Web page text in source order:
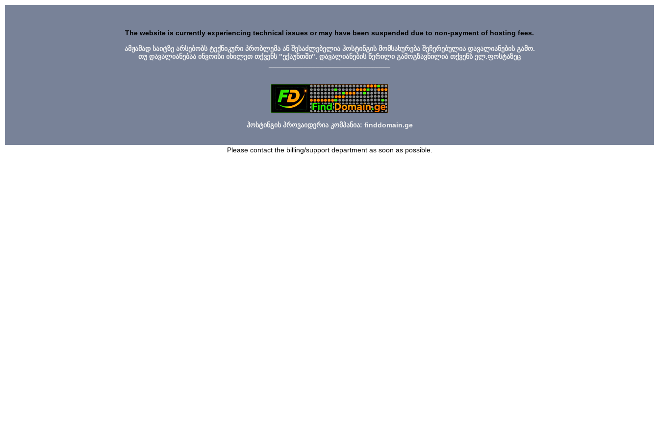
The website is currently experiencing technical issues or may have been suspended due to non-payment of hosting fees.
ამჟამად საიტზე არსებობს ტექნიკური პრობლემა ან შესაძლებელია ჰოსტინგის მომსახურება შეჩერებულია დავალიანების გამო.
თუ დავალიანებაა ინვოისი იხილეთ თქვენს "ექაუნთში". დავალიანების წერილი გამოგზავნილია თქვენს ელ.ფოსტაზეც
ჰოსტინგის პროვაიდერია კომპანია: finddomain.ge
Please contact the billing/support department as soon as possible.